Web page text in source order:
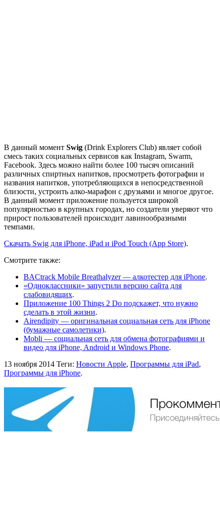
В данный момент Swig (Drink Explorers Club) являет собой
смесь таких социальных сервисов как Instagram, Swarm,
Facebook. Здесь можно найти более 100 тысяч описаний
различных спиртных напитков, просмотреть фотографии и
названия напитков, употребляющихся в непосредственной
близости, устроить алко-марафон с друзьями и многое другое.
В данный момент приложение пользуется широкой
популярностью в крупных городах, но создатели уверяют что
прирост пользователей происходит лавинообразными
темпами.
Скачать Swig для iPhone, iPad и iPod Touch (App Store).
Смотрите также:
BACtrack Mobile Breathalyzer — алкотестер для iPhone.
«Одноклассники» запустили версию сайта для
слабовидящих.
Приложение 100 Things 2 Do подскажет, что нужно
сделать в этой жизни.
Airendipity — оригинальная социальная сеть для iPhone
(бумажные самолетики).
Mobli — социальная сеть для обмена фотографиями и
видео для iPhone, Android и Windows Phone.
13 ноября 2014 Теги: Новости Apple, Программы для iPad,
Программы для iPhone.